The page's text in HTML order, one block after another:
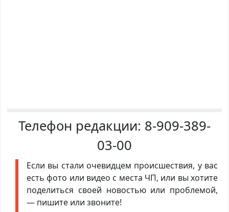
Телефон редакции: 8-909-389-
03-00
Если вы стали очевидцем происшествия, у вас
есть фото или видео с места ЧП, или вы хотите
поделиться своей новостью или проблемой,
— пишите или звоните!